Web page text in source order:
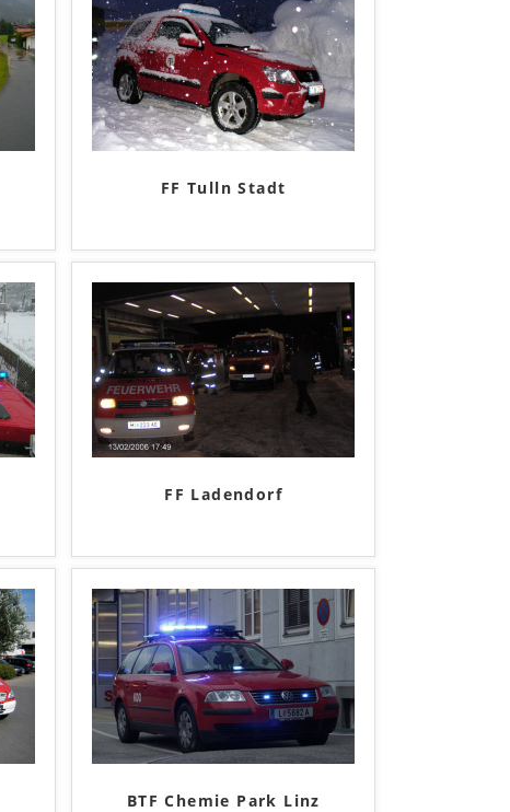
FF Tulln Stadt
FF Ladendorf
BTF Chemie Park Linz